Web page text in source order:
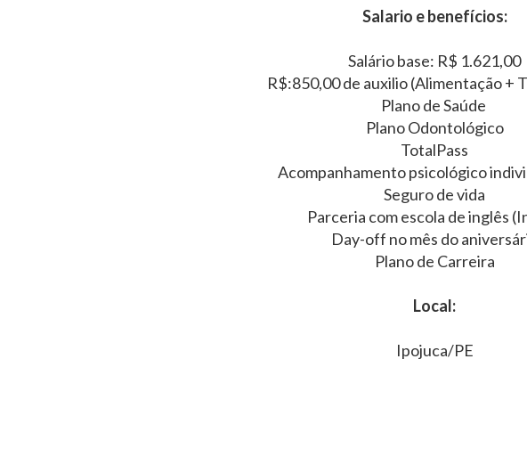
Salario e benefícios:
Salário base: R$ 1.621,00
R$:850,00 de auxilio (Alimentação +
Plano de Saúde
Plano Odontológico
TotalPass
Acompanhamento psicológico
Seguro de vida
Parceria com escola de inglês
Day-off no mês do
Plano de Carreira
Local:
Ipojuca/PE